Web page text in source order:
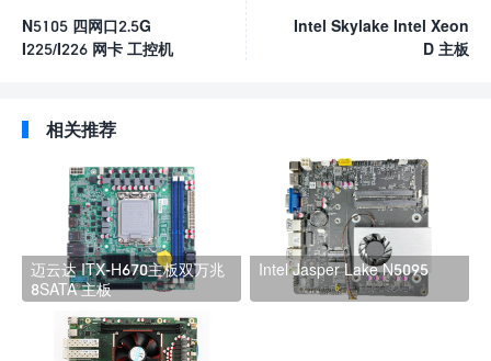
N5105 四网口2.5G
I225/I226 网卡 工控机
Intel Skylake Intel Xeon
D 主板
相关推荐
迈云达 ITX-H670主板双万兆
8SATA 主板
Intel Jasper Lake N5095